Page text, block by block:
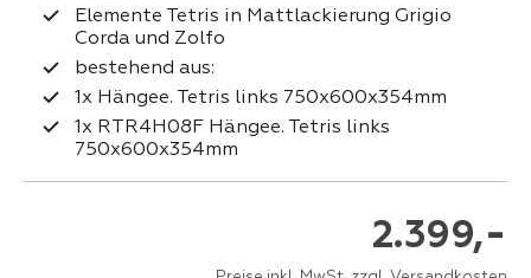
Elemente Tetris in Mattlackierung Grigio
Corda und Zolfo
bestehend aus:
1x Hängee. Tetris links 750x600x354mm
1x RTR4H08F Hängee. Tetris links
750x600x354mm
2.399,-